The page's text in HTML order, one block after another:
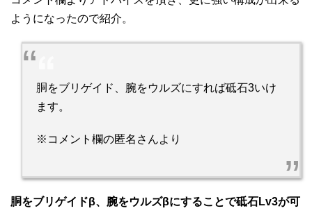
ようになったので紹介。
胴をブリゲイド、腕をウルズにすれば砥石3いけ
ます。
※コメント欄の匿名さんより
胴をブリゲイドβ、腕をウルズβにすることで砥石Lv3が可